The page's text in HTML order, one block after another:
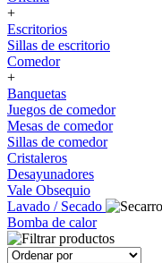
+
Escritorios
Sillas de escritorio
Comedor
+
Banquetas
Juegos de comedor
Mesas de comedor
Sillas de comedor
Cristaleros
Desayunadores
Vale Obsequio
Lavado / Secado
Bomba de calor